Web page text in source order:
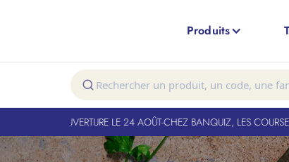
Produits
RÉOUVERTURE LE 24 AOÛT -CHEZ BANQUIZ, LES COURSES SE